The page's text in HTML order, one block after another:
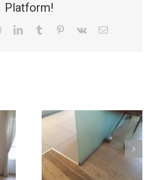
Platform!
RedditLinkedInTumblr Pinterest
Vk Email: